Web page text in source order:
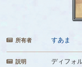
所有者 すあま
説明
ディフォ